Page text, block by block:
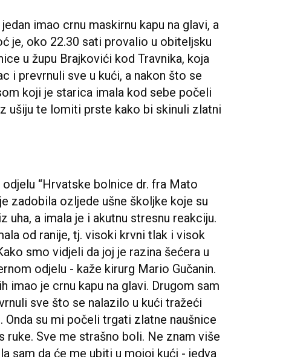
imao crnu maskirnu kapu na glavi, a
je, oko 22.30 sati provalio u obiteljsku
u župu Brajkovići kod Travnika, koja
i prevrnuli sve u kući, a nakon što se
koji je starica imala kod sebe počeli
ušiju te lomiti prste kako bi skinuli zlatni
“Hrvatske bolnice dr. fra Mato
zadobila ozljede ušne školjke koje su
uha, a imala je i akutnu stresnu reakciju.
od ranije, tj. visoki krvni tlak i visok
smo vidjeli da joj je razina šećera u
odjelu - kaže kirurg Mario Gučanin.
imao je crnu kapu na glavi. Drugom sam
sve što se nalazilo u kući tražeći
Onda su mi počeli trgati zlatne naušnice
ruke. Sve me strašno boli. Ne znam više
sam da će me ubiti u mojoj kući - jedva